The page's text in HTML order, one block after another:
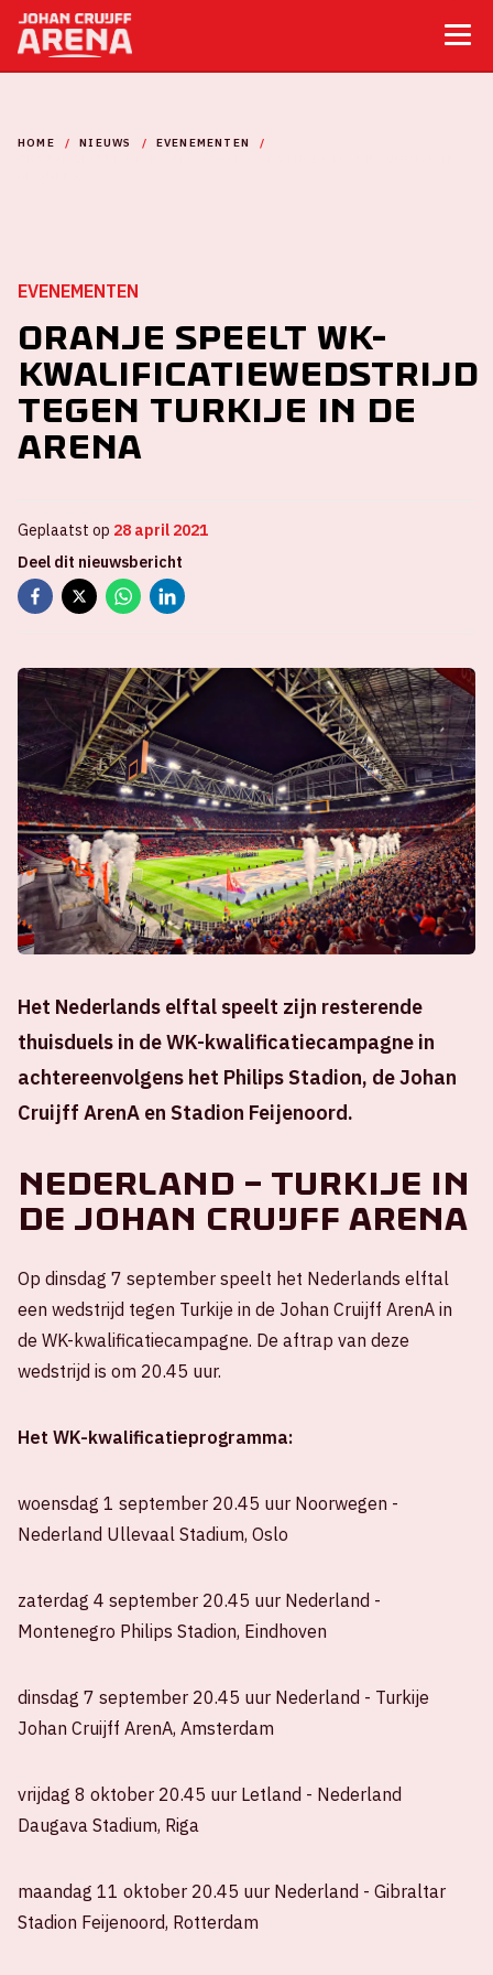
HOME NIEUWS
EVENEMENTEN
EVENEMENTEN
Oranje speelt WK-
Kwalificatiewedstrijd
tegen Turkije in de
ArenA
Geplaatst op 28 april 2021
Deel dit nieuwsbericht
Het Nederlands elftal speelt zijn resterende
thuisduels in de WK-kwalificatiecampagne in
achtereenvolgens het Philips Stadion, de Johan
Cruijff ArenA en Stadion Feijenoord.
Nederland – Turkije in
de Johan Cruijff ArenA
Op dinsdag 7 september speelt het Nederlands elftal
een wedstrijd tegen Turkije in de Johan Cruijff ArenA in
de WK-kwalificatiecampagne. De aftrap van deze
wedstrijd is om 20.45 uur.
Het WK-kwalificatieprogramma:
woensdag 1 september 20.45 uur Noorwegen -
Nederland Ullevaal Stadium, Oslo
zaterdag 4 september 20.45 uur Nederland -
Montenegro Philips Stadion, Eindhoven
dinsdag 7 september 20.45 uur Nederland - Turkije
Johan Cruijff ArenA, Amsterdam
vrijdag 8 oktober 20.45 uur Letland - Nederland
Daugava Stadium, Riga
maandag 11 oktober 20.45 uur Nederland - Gibraltar
Stadion Feijenoord, Rotterdam